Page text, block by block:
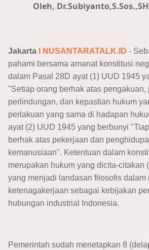
Oleh,
Jakarta I NUSANTARATALK.ID -
pahami bersama amanat konstitusi
dalam Pasal 28D ayat (1) UUD 1945
"Setiap orang berhak atas pengakuan,
perlindungan, dan kepastian hukum
perlakuan yang sama di hadapan
ayat (2) UUD 1945 yang berbunyi
berhak atas pekerjaan dan
kemanusiaan". Ketentuan dalam
merupakan hukum yang dicita-citakan
yang menjadi landasan filosofis dalam
ketenagakerjaan sebagai kebijakan
hubungan industrial Indonesia.
Pemerintah sudah menetapkan 8